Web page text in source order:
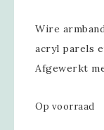
Wire
acryl parels
Afgewerkt
Op voorraad